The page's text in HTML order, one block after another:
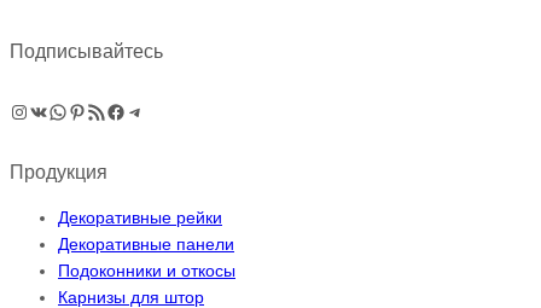
Подписывайтесь
Instagram
ВКонтакте
WhatsApp
Pinterest
RSS-рассылка
Facebook
Telegram
Продукция
Декоративные рейки
Декоративные панели
Подоконники и откосы
Карнизы для штор